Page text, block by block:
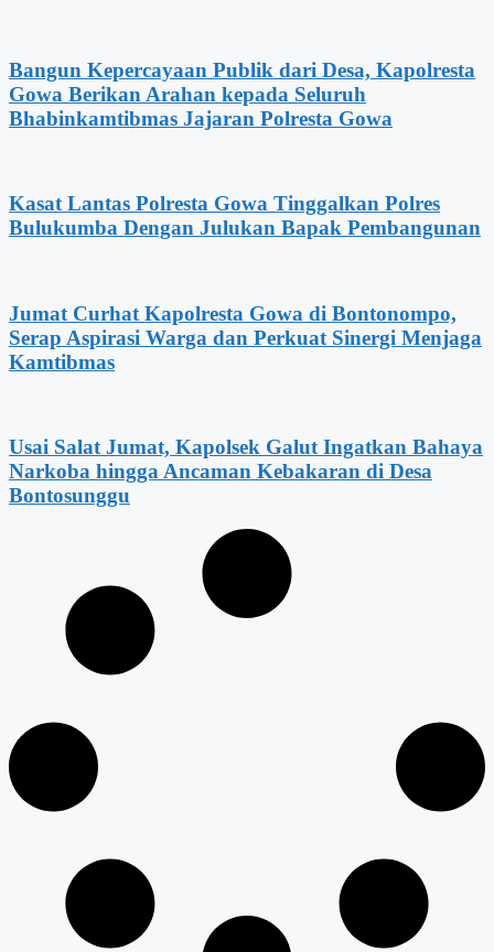
Bangun Kepercayaan Publik dari Desa, Kapolresta
Gowa Berikan Arahan kepada Seluruh
Bhabinkamtibmas Jajaran Polresta Gowa
Kasat Lantas Polresta Gowa Tinggalkan Polres
Bulukumba Dengan Julukan Bapak Pembangunan
Jumat Curhat Kapolresta Gowa di Bontonompo,
Serap Aspirasi Warga dan Perkuat Sinergi Menjaga
Kamtibmas
Usai Salat Jumat, Kapolsek Galut Ingatkan Bahaya
Narkoba hingga Ancaman Kebakaran di Desa
Bontosunggu